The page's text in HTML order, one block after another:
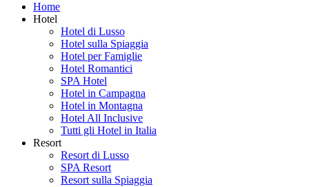
Home
Hotel
Hotel di Lusso
Hotel sulla Spiaggia
Hotel per Famiglie
Hotel Romantici
SPA Hotel
Hotel in Campagna
Hotel in Montagna
Hotel All Inclusive
Tutti gli Hotel in Italia
Resort
Resort di Lusso
SPA Resort
Resort sulla Spiaggia